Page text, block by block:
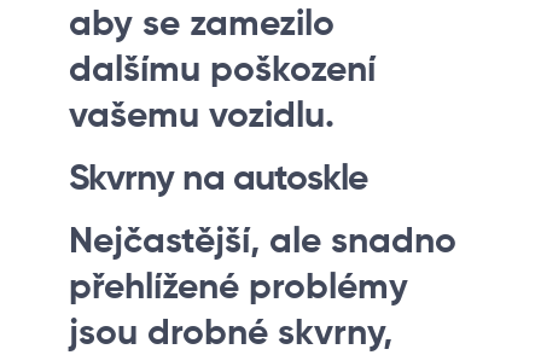
aby se zamezilo
dalšímu poškození
vašemu vozidlu.
Skvrny na autoskle
Nejčastější, ale snadno
přehlížené problémy
jsou drobné skvrny,